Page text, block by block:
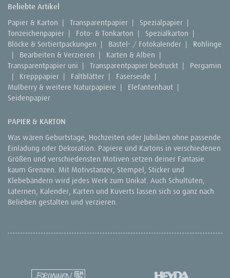
Beliebte Artikel
Papier & Karton | Transparentpapier | Spezialpapier |
Tonzeichenpapier | Foto- & Tonkarton | Spezialkarton |
Blöcke & Sortiertpackungen | Bastel- / Fotokalender |
Rohlinge
|
Bearbeiten & Verzieren | Karten & Alben |
Transparentpapier uni | Transparentpapier bedruckt |
Pergamin
|
Krepppapier | Faltblätter | Faserseide |
Mulberry & weitere Naturpapiere | Elefantenhaut |
Seidenpapier
PAPIER & KARTON
Was wären Geburtstage, Hochzeiten oder Jubiläen ohne passende
Einladung oder Dekoration. Papiere und Kartons in verschiedenen
Größen und verschiedensten Motiven setzen deiner Fantasie
kaum Grenzen. Mit Motivstanzer, Stempel, Sticker und
Klebebändern wird jedes Werk zum Unikat. Auch Schultüten,
Laternen, Kalender, Karten und Kuverts lassen sich so ganz nach
Belieben gestalten und verzieren.